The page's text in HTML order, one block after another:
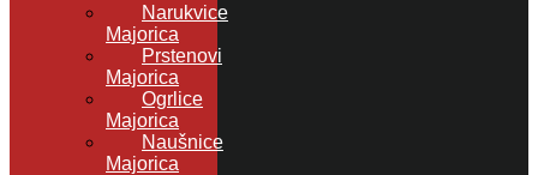
Narukvice
Majorica
Prstenovi
Majorica
Ogrlice
Majorica
Naušnice
Majorica